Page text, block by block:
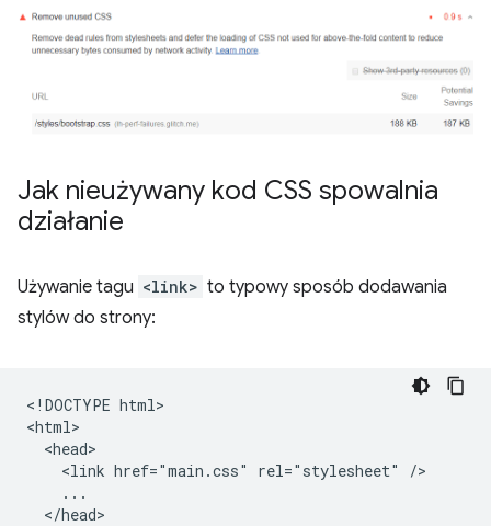
Jak nieużywany kod CSS spowalnia
działanie
Używanie tagu <link> to typowy sposób dodawania
stylów do strony:
<!DOCTYPE html>
<html>
  <head>
    <link href="main.css" rel="stylesheet" />
    ...
  </head>